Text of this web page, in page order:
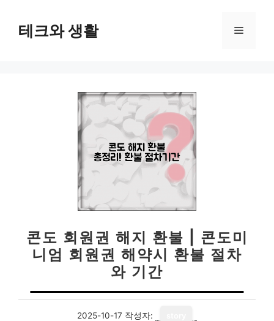
테크와 생활 메
콘도 회원권 해지 환불 | 콘도미
니엄 회원권 해약시 환불 절차
와 기간
2025-10-17 작성자: